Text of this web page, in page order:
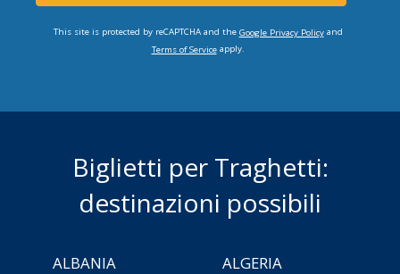
This site is protected by reCAPTCHA and the Google Privacy Policyand
Terms of Serviceapply.
Biglietti per Traghetti:
destinazioni possibili
ALBANIA
ALGERIA